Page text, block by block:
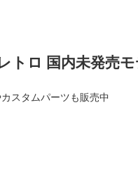
ロ 国内未発売